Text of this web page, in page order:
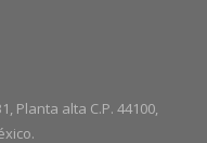
Planta alta C.P. 44100,